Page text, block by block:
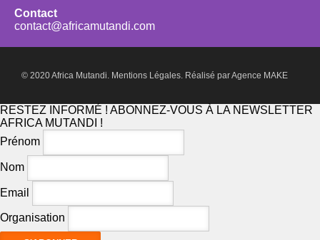
Contact
contact@africamutandi.com
© 2020 Africa Mutandi. Mentions Légales. Réalisé parAgence MAKE
RESTEZ INFORMÉ ! ABONNEZ-VOUS À LA NEWSLETTER
AFRICA MUTANDI !
Prénom
Nom
Email
Organisation